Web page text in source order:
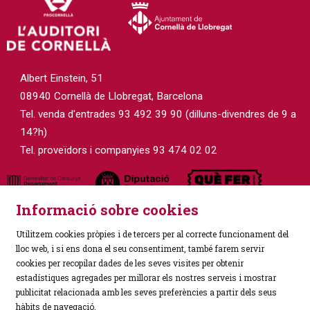
Albert Einstein, 51
08940 Cornellà de Llobregat, Barcelona
Tel. venda d'entrades 93 492 39 90 (dilluns-divendres de 9 a
14?h)
Tel. proveïdors i companyies 93 474 02 02
Sitemap | Avís Legal | Política de Privacitat
|
Ús de Cookies
|
Informació sobre cookies
Utilitzem cookies pròpies i de tercers per al correcte funcionament del
lloc web, i si ens dona el seu consentiment, també farem servir
cookies per recopilar dades de les seves visites per obtenir
estadístiques agregades per millorar els nostres serveis i mostrar
publicitat relacionada amb les seves preferències a partir dels seus
hàbits de navegació.